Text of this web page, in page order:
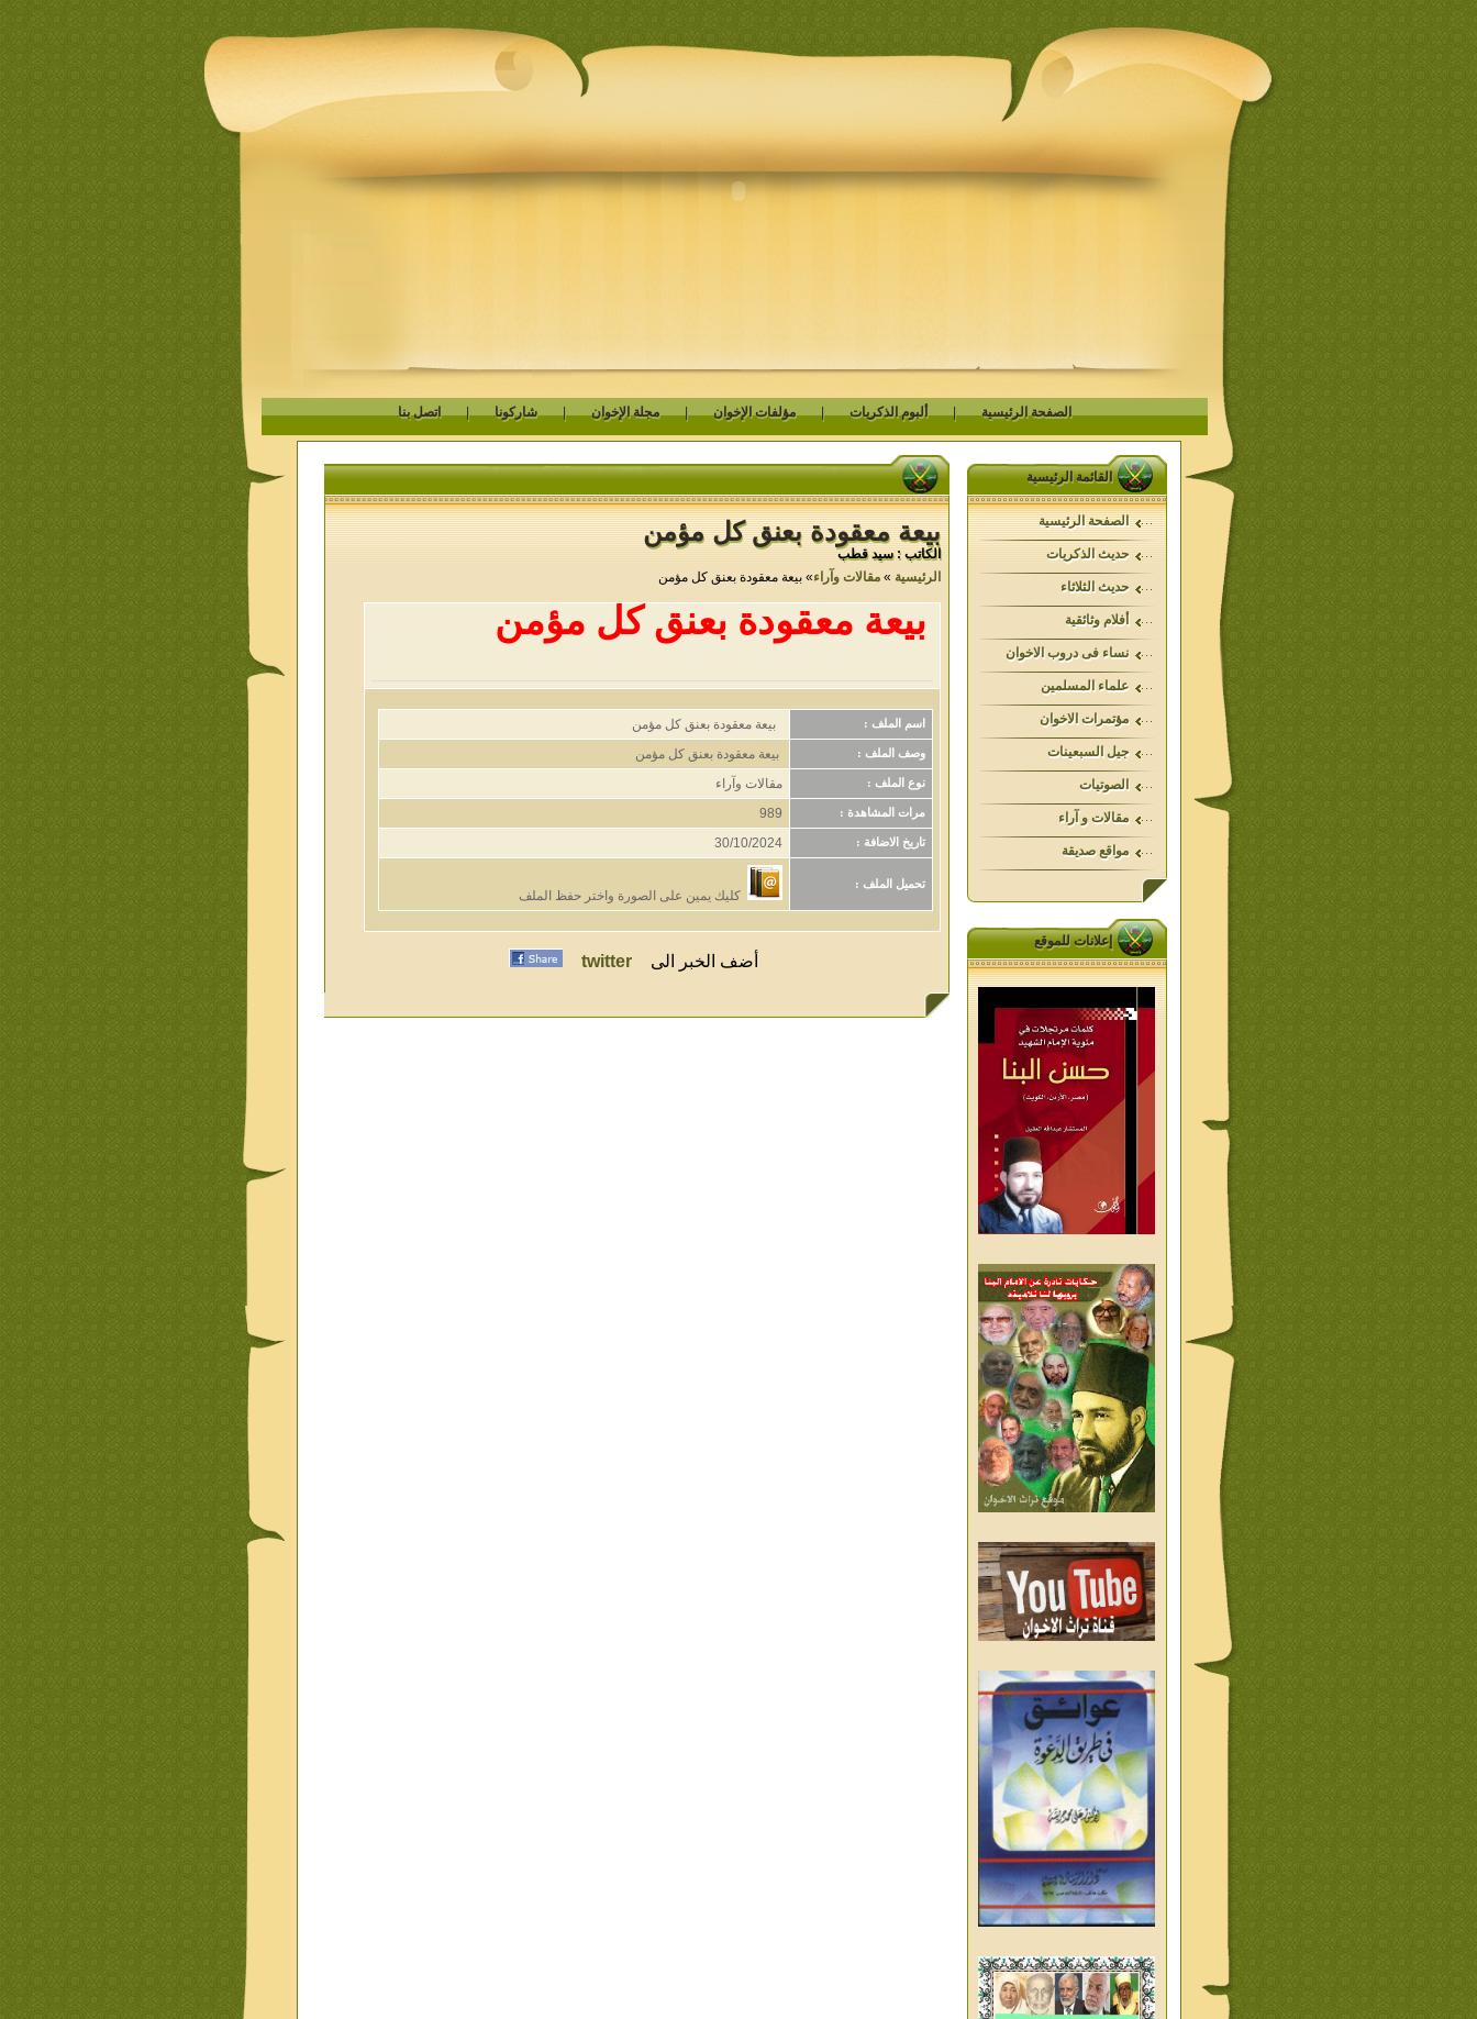
الصفحة الرئيسية | ألبوم الذكريات | مؤلفات الإخوان | مجلة الإخوان | شاركونا | اتصل بنا
القائمة الرئيسية
الصفحة الرئيسية
حديث الذكريات
حديث الثلاثاء
أفلام وثائقية
نساء فى دروب الاخوان
علماء المسلمين
مؤتمرات الاخوان
جيل السبعينات
الصوتيات
مقالات و آراء
مواقع صديقة
إعلانات للموقع
بيعة معقودة بعنق كل مؤمن
الكاتب : سيد قطب
الرئيسية »مقالات وآراء» بيعة معقودة بعنق كل مؤمن
بيعة معقودة بعنق كل مؤمن
اسم الملف : بيعة معقودة بعنق كل مؤمن
وصف الملف : بيعة معقودة بعنق كل مؤمن
نوع الملف : مقالات وآراء
مرات المشاهدة : 989
تاريخ الاضافة : 30/10/2024
تحميل الملف :
كليك يمين على الصورة واختر حفظ الملف
أضف الخبر الى twitter